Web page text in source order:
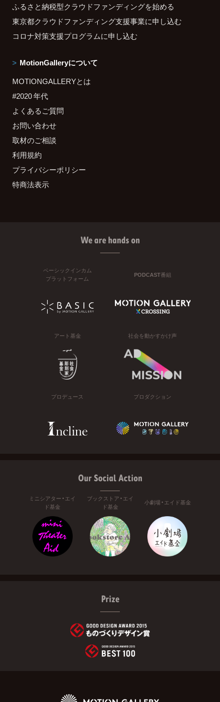
ふるさと納税型クラウドファンディングを始める
東京都クラウドファンディング支援事業に申し込む
コロナ対策支援プログラムに申し込む
MotionGalleryについて
MOTIONGALLERYとは
#2020 年代
よくあるご質問
お問い合わせ
取材のご相談
利用規約
プライバシーポリシー
特商法表示
We are hands on
ベーシックインカム
プラットフォーム
PODCAST番組
アート基金 社会を動かすかけ声
プロデュース プロダクション
Our Social Action
ミニシアター・エイ
ド基金
ブックストア・エイ
ド基金
小劇場・エイド基金
Prize